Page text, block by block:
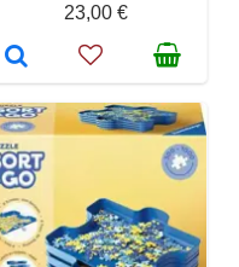
23,00 €